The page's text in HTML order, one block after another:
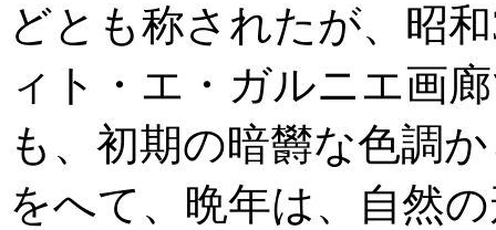
どとも称されたが、昭
ィト・エ・ガルニエ画
も、初期の暗欝な色調
をへて、晩年は、自然